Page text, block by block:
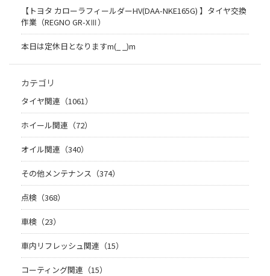
【トヨタ カローラフィールダーHV(DAA-NKE165G) 】タイヤ交換
作業（REGNO GR-XⅢ）
本日は定休日となりますm(_ _)m
カテゴリ
タイヤ関連（1061）
ホイール関連（72）
オイル関連（340）
その他メンテナンス（374）
点検（368）
車検（23）
車内リフレッシュ関連（15）
コーティング関連（15）